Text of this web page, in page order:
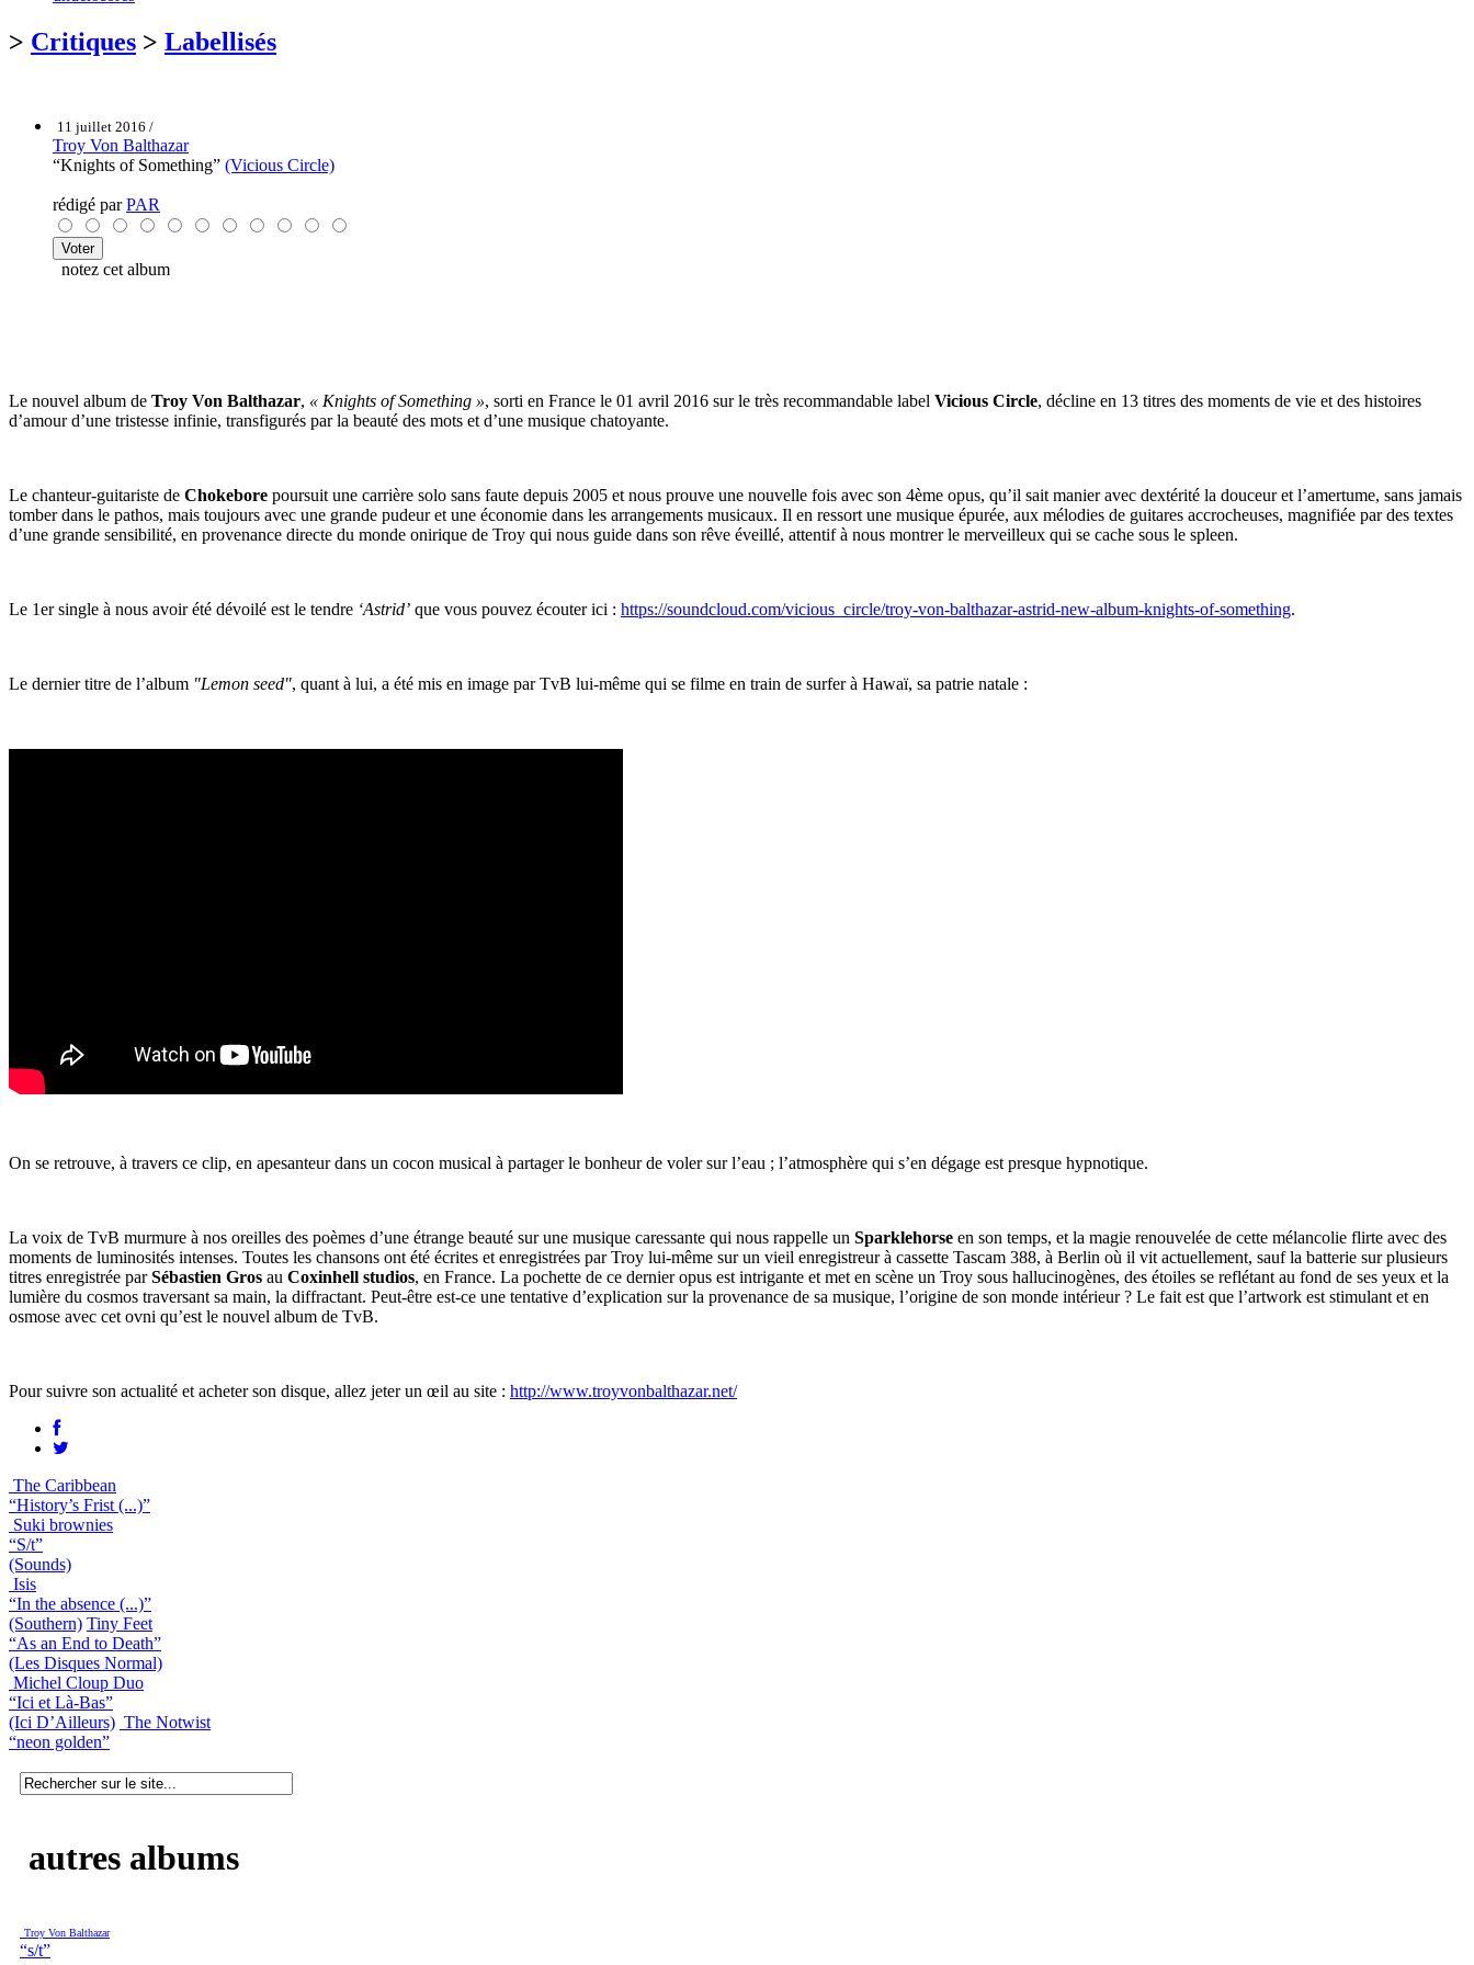
> Critiques > Labellisés
11 juillet 2016 /
Troy Von Balthazar
“Knights of Something” (Vicious Circle)
rédigé parPAR
notez cet album
Le nouvel album de Troy Von Balthazar, « Knights of Something », sorti en France le 01 avril 2016 sur le très recommandable label Vicious Circle, décline en 13 titres des moments de vie et des histoires
d’amour d’une tristesse infinie, transfigurés par la beauté des mots et d’une musique chatoyante.
Le chanteur-guitariste de Chokebore poursuit une carrière solo sans faute depuis 2005 et nous prouve une nouvelle fois avec son 4ème opus, qu’il sait manier avec dextérité la douceur et l’amertume, sans jamais
tomber dans le pathos, mais toujours avec une grande pudeur et une économie dans les arrangements musicaux. Il en ressort une musique épurée, aux mélodies de guitares accrocheuses, magnifiée par des textes
d’une grande sensibilité, en provenance directe du monde onirique de Troy qui nous guide dans son rêve éveillé, attentif à nous montrer le merveilleux qui se cache sous le spleen.
Le 1er single à nous avoir été dévoilé est le tendre ‘Astrid’ que vous pouvez écouter ici : https://soundcloud.com/vicious_circle/troy-von-balthazar-astrid-new-album-knights-of-something.
Le dernier titre de l’album "Lemon seed", quant à lui, a été mis en image par TvB lui-même qui se filme en train de surfer à Hawaï, sa patrie natale :
On se retrouve, à travers ce clip, en apesanteur dans un cocon musical à partager le bonheur de voler sur l’eau ; l’atmosphère qui s’en dégage est presque hypnotique.
La voix de TvB murmure à nos oreilles des poèmes d’une étrange beauté sur une musique caressante qui nous rappelle un Sparklehorse en son temps, et la magie renouvelée de cette mélancolie flirte avec des
moments de luminosités intenses. Toutes les chansons ont été écrites et enregistrées par Troy lui-même sur un vieil enregistreur à cassette Tascam 388, à Berlin où il vit actuellement, sauf la batterie sur plusieurs
titres enregistrée parSébastien Gros au Coxinhell studios, en France. La pochette de ce dernier opus est intrigante et met en scène un Troy sous hallucinogènes, des étoiles se reflétant au fond de ses yeux et la
lumière du cosmos traversant sa main, la diffractant. Peut-être est-ce une tentative d’explication sur la provenance de sa musique, l’origine de son monde intérieur ? Le fait est que l’artwork est stimulant et en
osmose avec cet ovni qu’est le nouvel album de TvB.
Pour suivre son actualité et acheter son disque, allez jeter un œil au site : http://www.troyvonbalthazar.net/
The Caribbean
“History’s Frist (...)”
Suki brownies
“S/t”
(Sounds)
Isis
“In the absence (...)”
(Southern) Tiny Feet
“As an End to Death”
(Les Disques Normal)
Michel Cloup Duo
“Ici et Là-Bas”
(Ici D’Ailleurs) The Notwist
“neon golden”
autres albums
Troy Von Balthazar
“s/t”